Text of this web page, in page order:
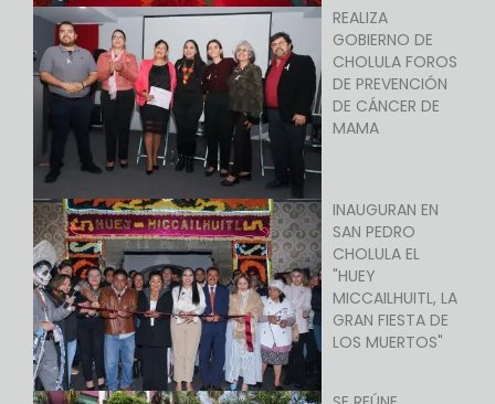
REALIZA
GOBIERNO DE
CHOLULA FOROS
DE PREVENCIÓN
DE CÁNCER DE
MAMA
INAUGURAN EN
SAN PEDRO
CHOLULA EL
"HUEY
MICCAILHUITL, LA
GRAN FIESTA DE
LOS MUERTOS"